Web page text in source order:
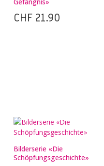
CHF 21.90
Bilderserie «Die
Schöpfungsgeschichte»